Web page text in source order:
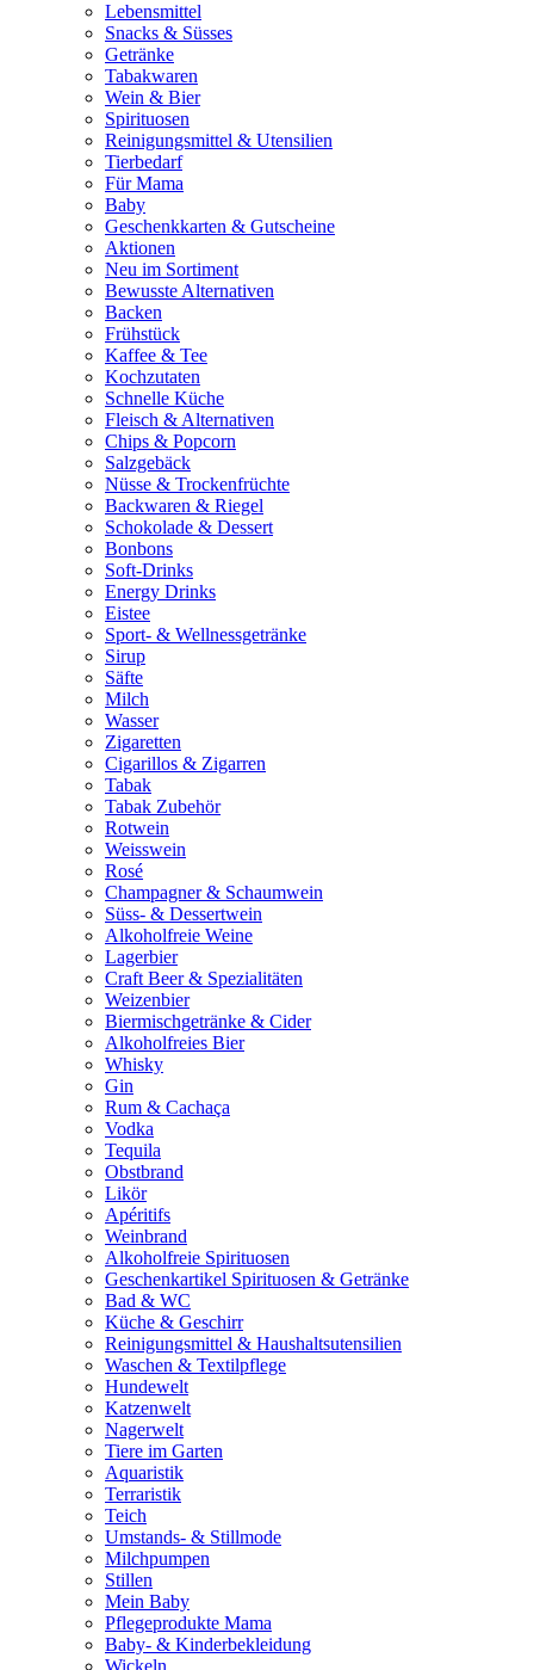
Lebensmittel
Snacks & Süsses
Getränke
Tabakwaren
Wein & Bier
Spirituosen
Reinigungsmittel & Utensilien
Tierbedarf
Für Mama
Baby
Geschenkkarten & Gutscheine
Aktionen
Neu im Sortiment
Bewusste Alternativen
Backen
Frühstück
Kaffee & Tee
Kochzutaten
Schnelle Küche
Fleisch & Alternativen
Chips & Popcorn
Salzgebäck
Nüsse & Trockenfrüchte
Backwaren & Riegel
Schokolade & Dessert
Bonbons
Soft-Drinks
Energy Drinks
Eistee
Sport- & Wellnessgetränke
Sirup
Säfte
Milch
Wasser
Zigaretten
Cigarillos & Zigarren
Tabak
Tabak Zubehör
Rotwein
Weisswein
Rosé
Champagner & Schaumwein
Süss- & Dessertwein
Alkoholfreie Weine
Lagerbier
Craft Beer & Spezialitäten
Weizenbier
Biermischgetränke & Cider
Alkoholfreies Bier
Whisky
Gin
Rum & Cachaça
Vodka
Tequila
Obstbrand
Likör
Apéritifs
Weinbrand
Alkoholfreie Spirituosen
Geschenkartikel Spirituosen & Getränke
Bad & WC
Küche & Geschirr
Reinigungsmittel & Haushaltsutensilien
Waschen & Textilpflege
Hundewelt
Katzenwelt
Nagerwelt
Tiere im Garten
Aquaristik
Terraristik
Teich
Umstands- & Stillmode
Milchpumpen
Stillen
Mein Baby
Pflegeprodukte Mama
Baby- & Kinderbekleidung
Wickeln